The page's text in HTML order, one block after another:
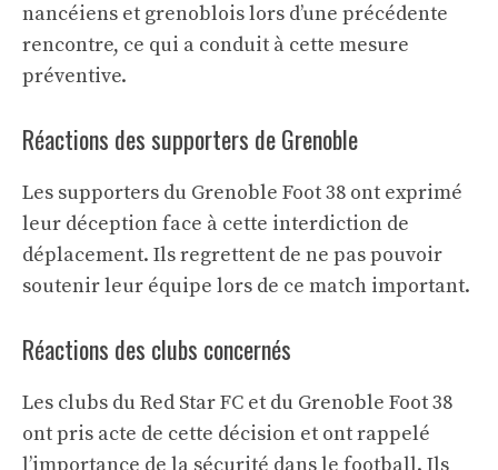
nancéiens et grenoblois lors d’une précédente
rencontre, ce qui a conduit à cette mesure
préventive.
Réactions des supporters de Grenoble
Les supporters du Grenoble Foot 38 ont exprimé
leur déception face à cette interdiction de
déplacement. Ils regrettent de ne pas pouvoir
soutenir leur équipe lors de ce match important.
Réactions des clubs concernés
Les clubs du Red Star FC et du Grenoble Foot 38
ont pris acte de cette décision et ont rappelé